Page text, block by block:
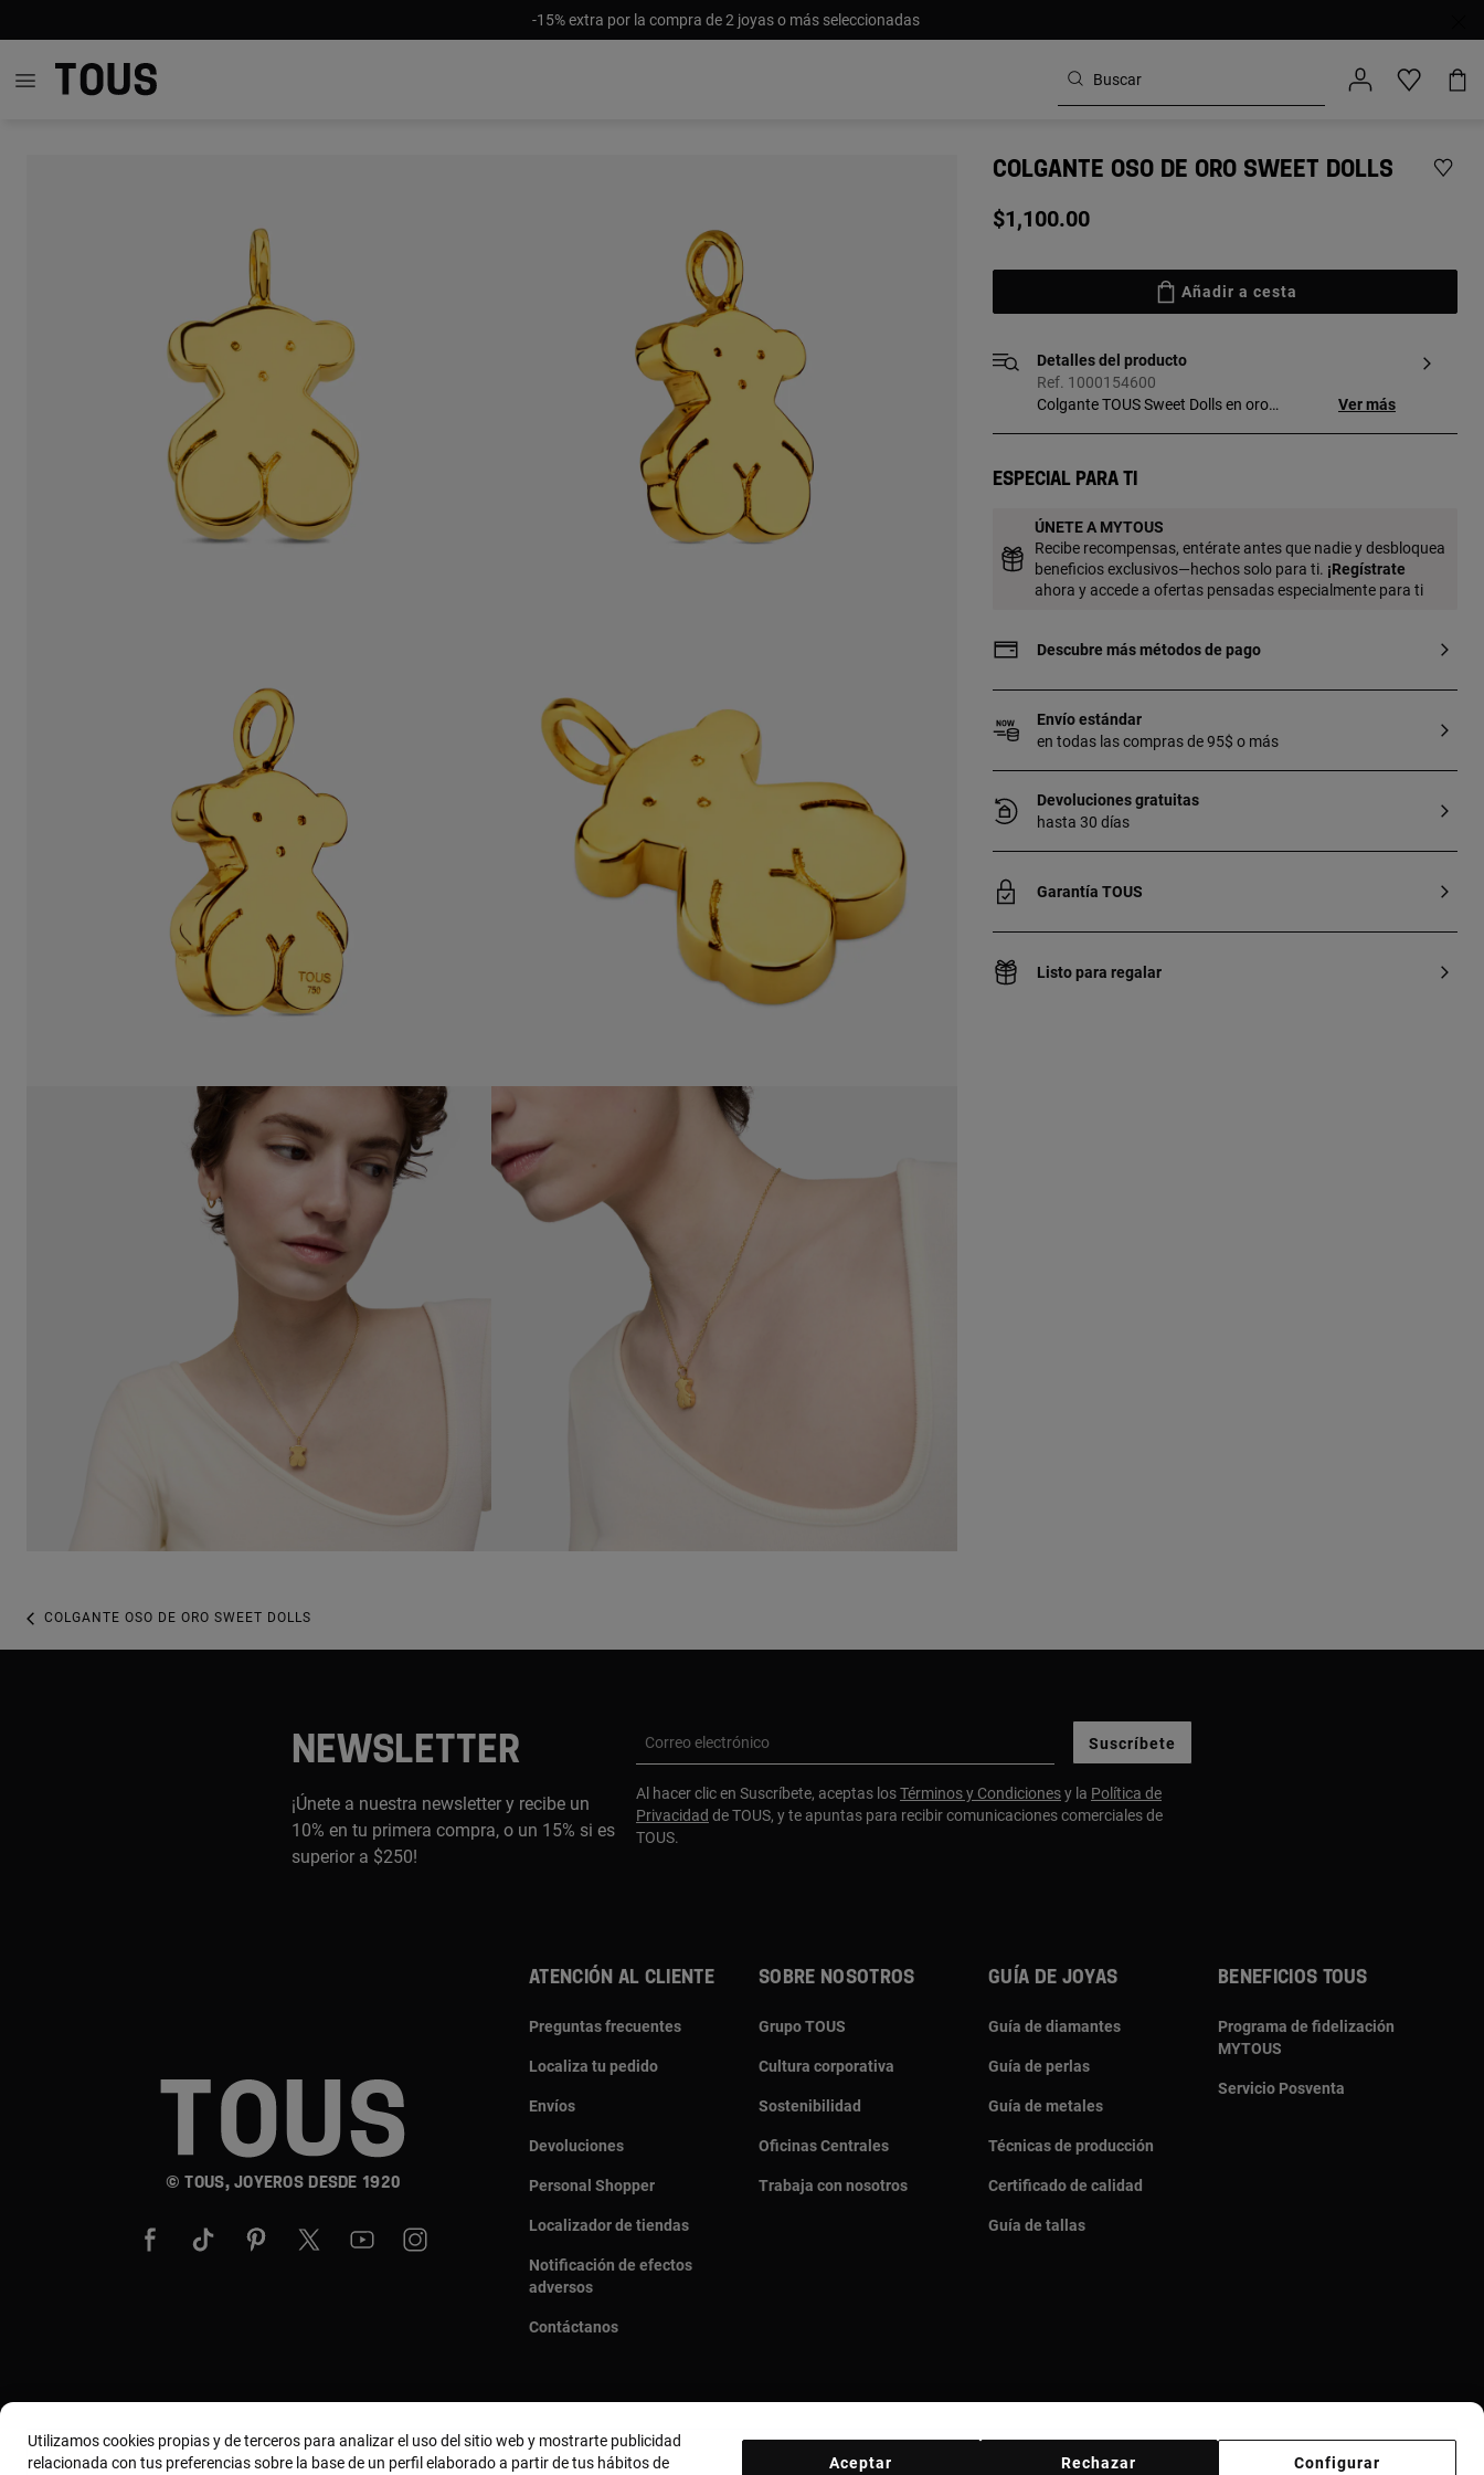
-15% extra por la compra de 2 joyas o más seleccionadas
COLGANTE OSO DE ORO SWEET DOLLS
$1,100.00
Añadir a cesta
Detalles del producto
Ref. 1000154600
Colgante TOUS Sweet Dolls en oro
Ver más
Especial para ti
ÚNETE A MYTOUS
Recibe recompensas, entérate antes que nadie y desbloquea
beneficios exclusivos—hechos solo para ti. ¡Regístrate
ahora y accede a ofertas pensadas especialmente para ti
Descubre más métodos de pago
Envío estándar
en todas las compras de 95$ o más
Devoluciones gratuitas
hasta 30 días
Garantía TOUS
Listo para regalar
COLGANTE OSO DE ORO SWEET DOLLS
NEWSLETTER
¡Únete a nuestra newsletter y recibe un
10% en tu primera compra, o un 15% si es
superior a $250!
Correo electrónico Suscríbete
Al hacer clic en Suscríbete, aceptas losTérminos y Condicionesy la Política de
Privacidad de TOUS, y te apuntas para recibir comunicaciones comerciales de
TOUS.
© TOUS, JOYEROS DESDE 1920
ATENCIÓN AL CLIENTE
Preguntas frecuentes
Localiza tu pedido
Envíos
Devoluciones
Personal Shopper
Localizador de tiendas
Notificación de efectos
adversos
Contáctanos
SOBRE NOSOTROS
Grupo TOUS
Cultura corporativa
Sostenibilidad
Oficinas Centrales
Trabaja con nosotros
GUÍA DE JOYAS
Guía de diamantes
Guía de perlas
Guía de metales
Técnicas de producción
Certificado de calidad
Guía de tallas
BENEFICIOS TOUS
Programa de fidelización
MYTOUS
Servicio Posventa
País y moneda: United States Of America / US Dollar
Utilizamos cookies propias y de terceros para analizar el uso del sitio web y mostrarte publicidad
relacionada con tus preferencias sobre la base de un perfil elaborado a partir de tus hábitos de
Configurar
Rechazar
Aceptar